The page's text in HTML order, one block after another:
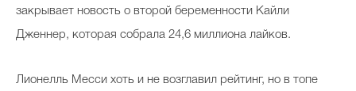
Фотоальбом
закрывает новость о второй беременности Кайли
Дженнер, которая собрала 24,6 миллиона лайков.
Лионелль Месси хоть и не возглавил рейтинг, но в топе